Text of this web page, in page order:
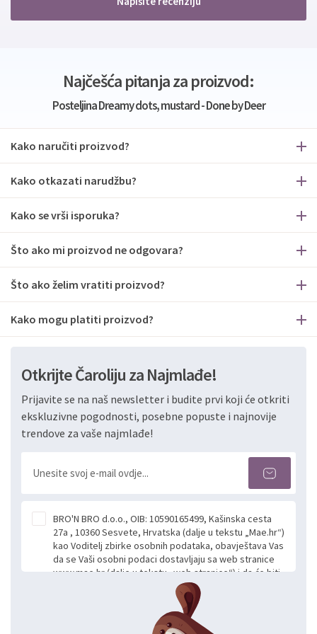
Najčešća pitanja za proizvod:
Posteljina Dreamy dots, mustard - Done by Deer
Kako naručiti proizvod?
Kako otkazati narudžbu?
Kako se vrši isporuka?
Što ako mi proizvod ne odgovara?
Što ako želim vratiti proizvod?
Kako mogu platiti proizvod?
Otkrijte Čaroliju za Najmlađe!
Prijavite se na naš newsletter i budite prvi koji će otkriti
ekskluzivne pogodnosti, posebne popuste i najnovije
trendove za vaše najmlađe!
BRO'N BRO d.o.o., OIB: 10590165499, Kašinska cesta
27a , 10360 Sesvete, Hrvatska (dalje u tekstu „Mae.hr“)
kao Voditelj zbirke osobnih podataka, obavještava Vas
da se Vaši osobni podaci dostavljaju sa web stranice
www.mae.hr (dalje u tekstu „web stranice“) i da će biti
obrađeni. Prihvaćanjem ove Izjave smatra se da
slobodno i izričito dajete privolu za prikupljanje i daljnju
obradu Vaših osobnih podataka koje ustupate Mae.hr
putem ovih web stranica u svrhu odgovora i daljnje